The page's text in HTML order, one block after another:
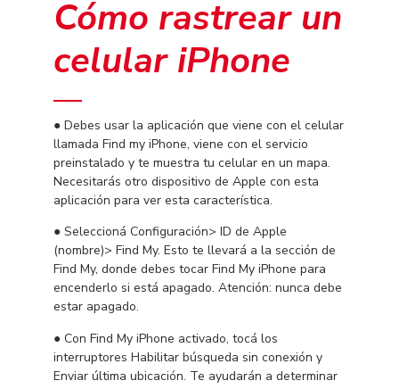
Cómo rastrear un
celular iPhone
● Debes usar la aplicación que viene con el celular
llamada Find my iPhone, viene con el servicio
preinstalado y te muestra tu celular en un mapa.
Necesitarás otro dispositivo de Apple con esta
aplicación para ver esta característica.
● Seleccioná Configuración> ID de Apple
(nombre)> Find My. Esto te llevará a la sección de
Find My, donde debes tocar Find My iPhone para
encenderlo si está apagado. Atención: nunca debe
estar apagado.
● Con Find My iPhone activado, tocá los
interruptores Habilitar búsqueda sin conexión y
Enviar última ubicación. Te ayudarán a determinar